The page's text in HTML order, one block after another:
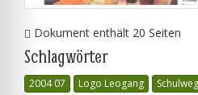
Dokument enthält 20 Seiten
Schlagwörter
2004 07 Logo Leogang